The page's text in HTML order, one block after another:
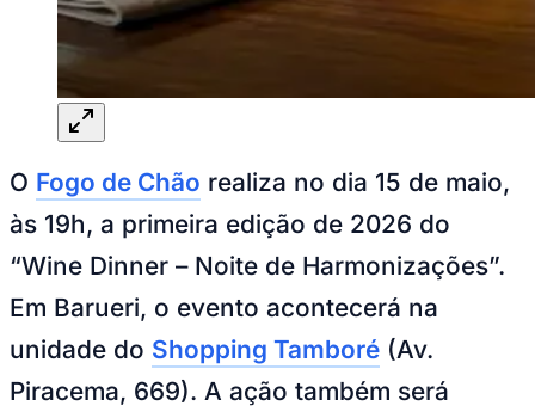
Hub de Negócios
Guia Comercial
Selo Verificado
Portal Educacional
Agenda de Vestibulares
Vagas de Emprego
Panorama Econômico
Panorama Econômico
Para Sua Empresa
Anuncie no Portal
Verificar EmpresaNovo
Anunciar VagasNovo
Publicidade Legal
O Fogo de Chão realiza no dia 15 de maio,
às 19h, a primeira edição de 2026 do
“Wine Dinner – Noite de Harmonizações”.
Em Barueri, o evento acontecerá na
unidade do Shopping Tamboré (Av.
Piracema, 669). A ação também será